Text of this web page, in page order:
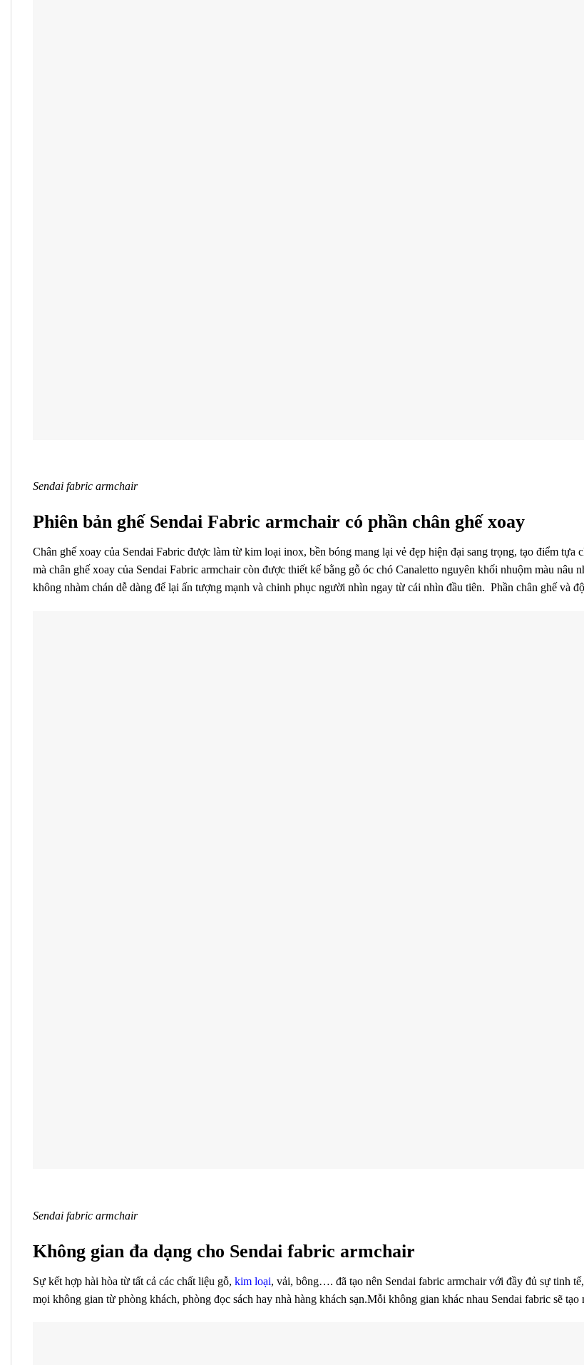
Sendai fabric armchair
Phiên bản ghế Sendai Fabric armchair có phần chân ghế xoay
Chân ghế xoay của Sendai Fabric được làm từ kim loại inox, bền bóng mang lại vẻ đẹp hiện đại sang trọng, tạo điểm tựa
mà chân ghế xoay của Sendai Fabric armchair còn được thiết kế bằng gỗ óc chó Canaletto nguyên khối nhuộm màu
không nhàm chán dễ dàng để lại ấn tượng mạnh và chinh phục người nhìn ngay từ cái nhìn đầu tiên. Phần chân ghế và
Sendai fabric armchair
Không gian đa dạng cho Sendai fabric armchair
Sự kết hợp hài hòa từ tất cả các chất liệu gỗ, kim loại, vải, bông…. đã tạo nên Sendai fabric armchair với đầy đủ sự tinh
mọi không gian từ phòng khách, phòng đọc sách hay nhà hàng khách sạn.Mỗi không gian khác nhau Sendai fabric sẽ